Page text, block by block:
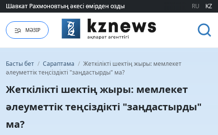
Шавкат Рахмоновтың әкесі өмірден озды
Шавкат Рахмоновтың әкесі өмірден озды RU KZ
МӘЗІР
Басты бет / Сараптама / Жеткілікті шектің жыры: мемлекет
әлеуметтік теңсіздікті "заңдастырды" ма?
Жеткілікті шектің жыры: мемлекет
әлеуметтік теңсіздікті "заңдастырды"
ма?